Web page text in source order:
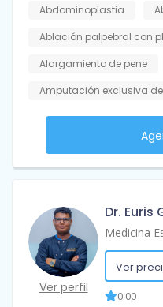
Abdominoplastia
Ablación palpebral con
Alargamiento de pene
Amputación exclusiva
Ver perfil
Dr. Euris
Medicina
Ver
0.00